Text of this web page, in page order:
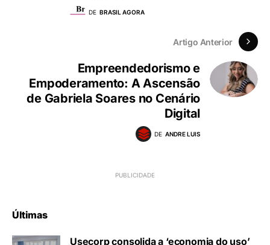
DE BRASIL AGORA
Artigo Anterior
Empreendedorismo e
Empoderamento: A Ascensão
de Gabriela Soares no Cenário
Digital
DE ANDRE LUIS
Últimas
Usecorp consolida a ‘economia do uso’